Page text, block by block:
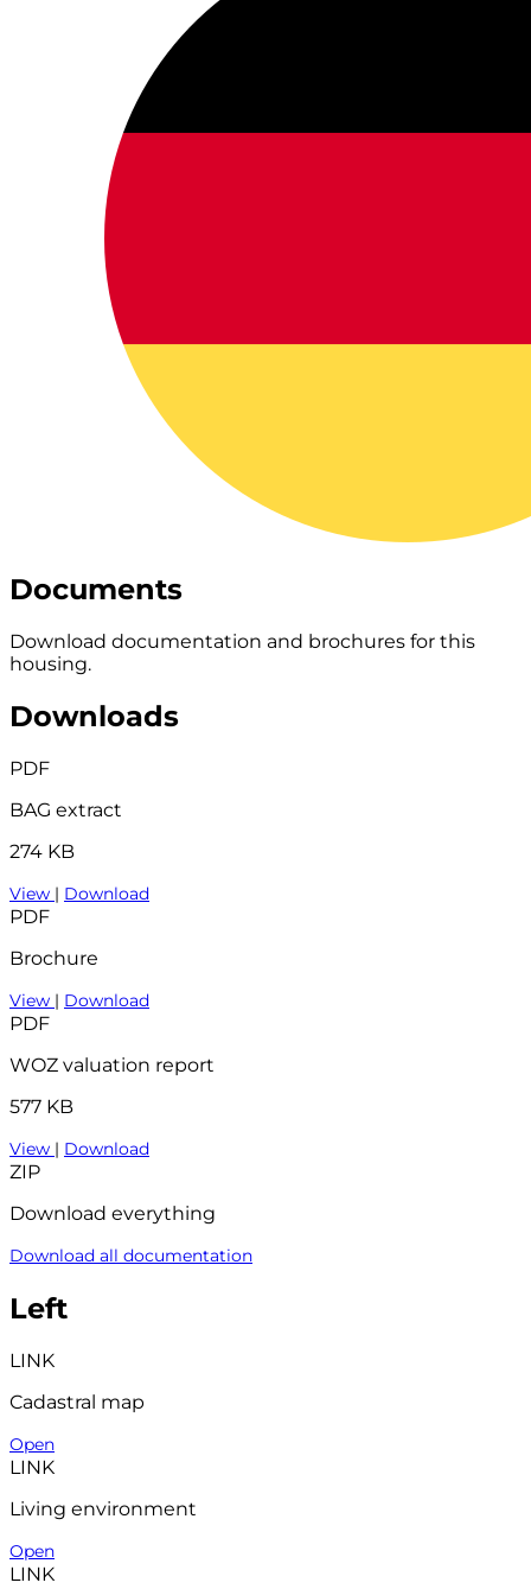
Documents
Download documentation and brochures for this
housing.
Downloads
PDF
BAG extract
274 KB
View | Download
PDF
Brochure
View | Download
PDF
WOZ valuation report
577 KB
View | Download
ZIP
Download everything
Download all documentation
Left
LINK
Cadastral map
Open
LINK
Living environment
Open
LINK